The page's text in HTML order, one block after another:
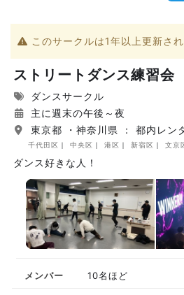
このサークルは1年以上更新され
ストリートダンス練習会
ダンスサークル
主に週末の午後～夜
東京都 ・神奈川県 ： 都内レン
千代田区 中央区 港区 新宿区 文京
ダンス好きな人！
メンバー 10名ほど